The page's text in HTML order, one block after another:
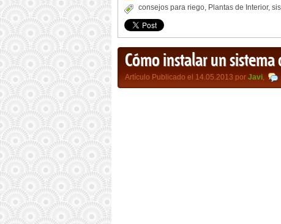
consejos para riego, Plantas de Interior,
Cómo instalar un
Artículo Publicado el 14.05.2013 por Javi,